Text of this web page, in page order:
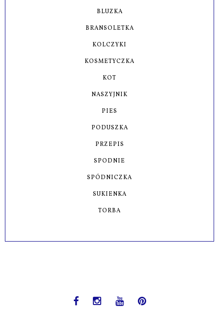
BLUZKA
BRANSOLETKA
KOLCZYKI
KOSMETYCZKA
KOT
NASZYJNIK
PIES
PODUSZKA
PRZEPIS
SPODNIE
SPÓDNICZKA
SUKIENKA
TORBA